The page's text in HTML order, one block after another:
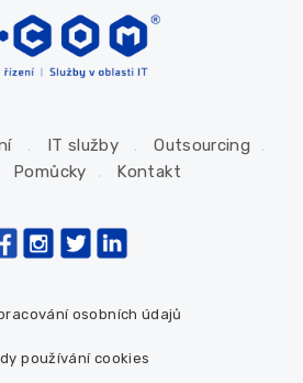
IT služby
Outsourcing
Pomůcky Kontakt
osobních údajů
používání cookies